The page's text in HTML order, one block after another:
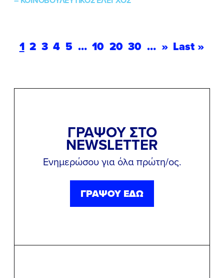
1 2 3 4 5 … 10 20 30 … » Last »
ΓΡΑΨΟΥ ΣΤΟ
NEWSLETTER
Ενημερώσου για όλα πρώτη/ος.
ΓΡΑΨΟΥ ΕΔΩ